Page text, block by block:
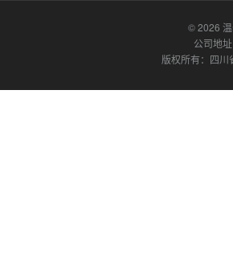
© 2026
公司地
版权所有：四